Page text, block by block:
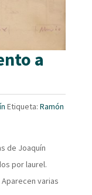
a
Etiqueta: Ramón
de Joaquín
por laurel.
varias